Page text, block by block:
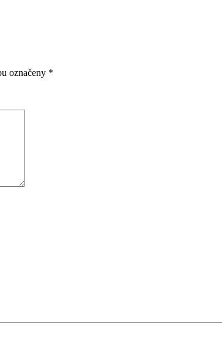
označeny *